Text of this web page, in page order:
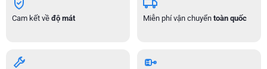
Cam kết về độ mát Miễn phí vận chuyển toàn quốc